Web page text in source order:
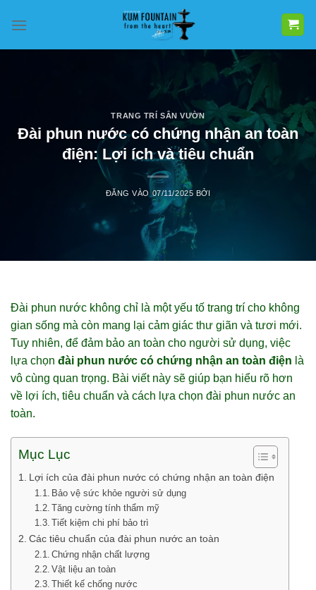
qua
TRANG TRÍ SÂN VƯỜN
Đài phun nước có chứng nhận an toàn
điện: Lợi ích và tiêu chuẩn
ĐĂNG VÀO07/11/2025 BỞI
Đài phun nước không chỉ là một yếu tố trang trí cho không
gian sống mà còn mang lại cảm giác thư giãn và tươi mới.
Tuy nhiên, để đảm bảo an toàn cho người sử dụng, việc
lựa chọn đài phun nước có chứng nhận an toàn điện là
vô cùng quan trọng. Bài viết này sẽ giúp bạn hiểu rõ hơn
về lợi ích, tiêu chuẩn và cách lựa chọn đài phun nước an
toàn.
Mục Lục
Lợi ích của đài phun nước có chứng nhận an toàn điện
Bảo vệ sức khỏe người sử dụng
Tăng cường tính thẩm mỹ
Tiết kiệm chi phí bảo trì
Các tiêu chuẩn của đài phun nước an toàn
Chứng nhận chất lượng
Vật liệu an toàn
Thiết kế chống nước